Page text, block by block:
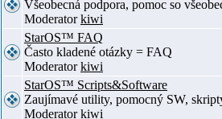
Všeobecná podpora, pomoc so
Moderatorkiwi
StarOS™ FAQ
Často kladené otázky = FAQ
Moderatorkiwi
StarOS™ Scripts&Software
Zaujímavé utility, pomocný SW,
Moderatorkiwi